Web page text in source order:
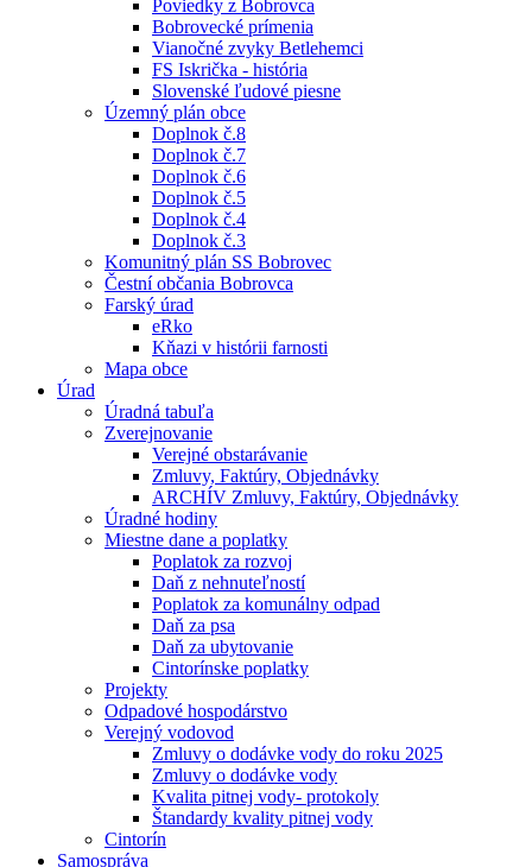
Poviedky z Bobrovca
Bobrovecké prímenia
Vianočné zvyky Betlehemci
FS Iskrička - história
Slovenské ľudové piesne
Územný plán obce
Doplnok č.8
Doplnok č.7
Doplnok č.6
Doplnok č.5
Doplnok č.4
Doplnok č.3
Komunitný plán SS Bobrovec
Čestní občania Bobrovca
Farský úrad
eRko
Kňazi v histórii farnosti
Mapa obce
Úrad
Úradná tabuľa
Zverejnovanie
Verejné obstarávanie
Zmluvy, Faktúry, Objednávky
ARCHÍV Zmluvy, Faktúry, Objednávky
Úradné hodiny
Miestne dane a poplatky
Poplatok za rozvoj
Daň z nehnuteľností
Poplatok za komunálny odpad
Daň za psa
Daň za ubytovanie
Cintorínske poplatky
Projekty
Odpadové hospodárstvo
Verejný vodovod
Zmluvy o dodávke vody do roku 2025
Zmluvy o dodávke vody
Kvalita pitnej vody- protokoly
Štandardy kvality pitnej vody
Cintorín
Samospráva